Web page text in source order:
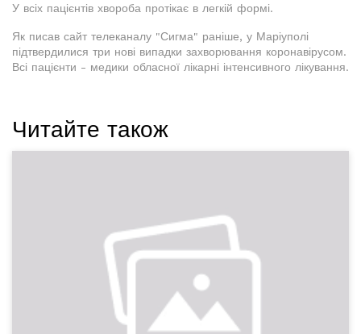
У всіх пацієнтів хвороба протікає в легкій формі.
Як писав сайт телеканалу "Сигма" раніше, у Маріуполі
підтвердилися три нові випадки захворювання коронавірусом.
Всі пацієнти - медики обласної лікарні інтенсивного лікування.
Читайте також